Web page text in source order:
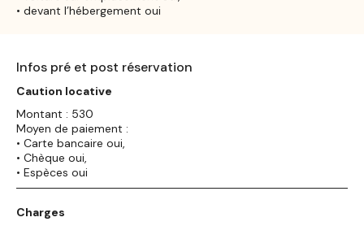
• devant l’hébergement oui
Infos pré et post réservation
Caution locative
Montant : 530
Moyen de paiement :
• Carte bancaire oui,
• Chèque oui,
• Espèces oui
Charges